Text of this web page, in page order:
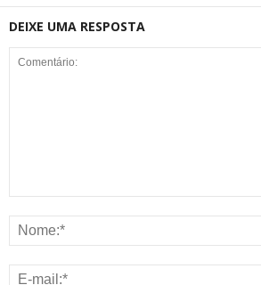
DEIXE UMA RESPOSTA